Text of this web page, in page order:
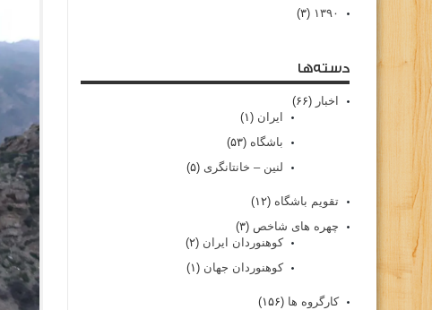
۱۳۹۰ (۳)
دسته‌ها
اخبار (۶۶)
ایران (۱)
باشگاه (۵۳)
لنین – خانتانگری (۵)
تقویم باشگاه (۱۲)
چهره های شاخص (۳)
کوهنوردان ایران (۲)
کوهنوردان جهان (۱)
کارگروه ها (۱۵۶)